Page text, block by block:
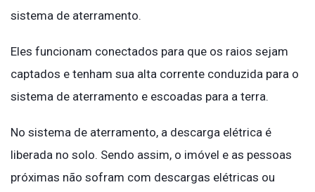
sistema de aterramento.
Eles funcionam conectados para que os raios sejam
captados e tenham sua alta corrente conduzida para o
sistema de aterramento e escoadas para a terra.
No sistema de aterramento, a descarga elétrica é
liberada no solo. Sendo assim, o imóvel e as pessoas
próximas não sofram com descargas elétricas ou